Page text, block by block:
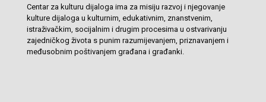
Centar za kulturu dijaloga ima za misiju razvoj i njegovanje
kulture dijaloga u kulturnim, edukativnim, znanstvenim,
istraživačkim, socijalnim i drugim procesima u ostvarivanju
zajedničkog života s punim razumijevanjem, priznavanjem i
međusobnim poštivanjem građana i građanki.